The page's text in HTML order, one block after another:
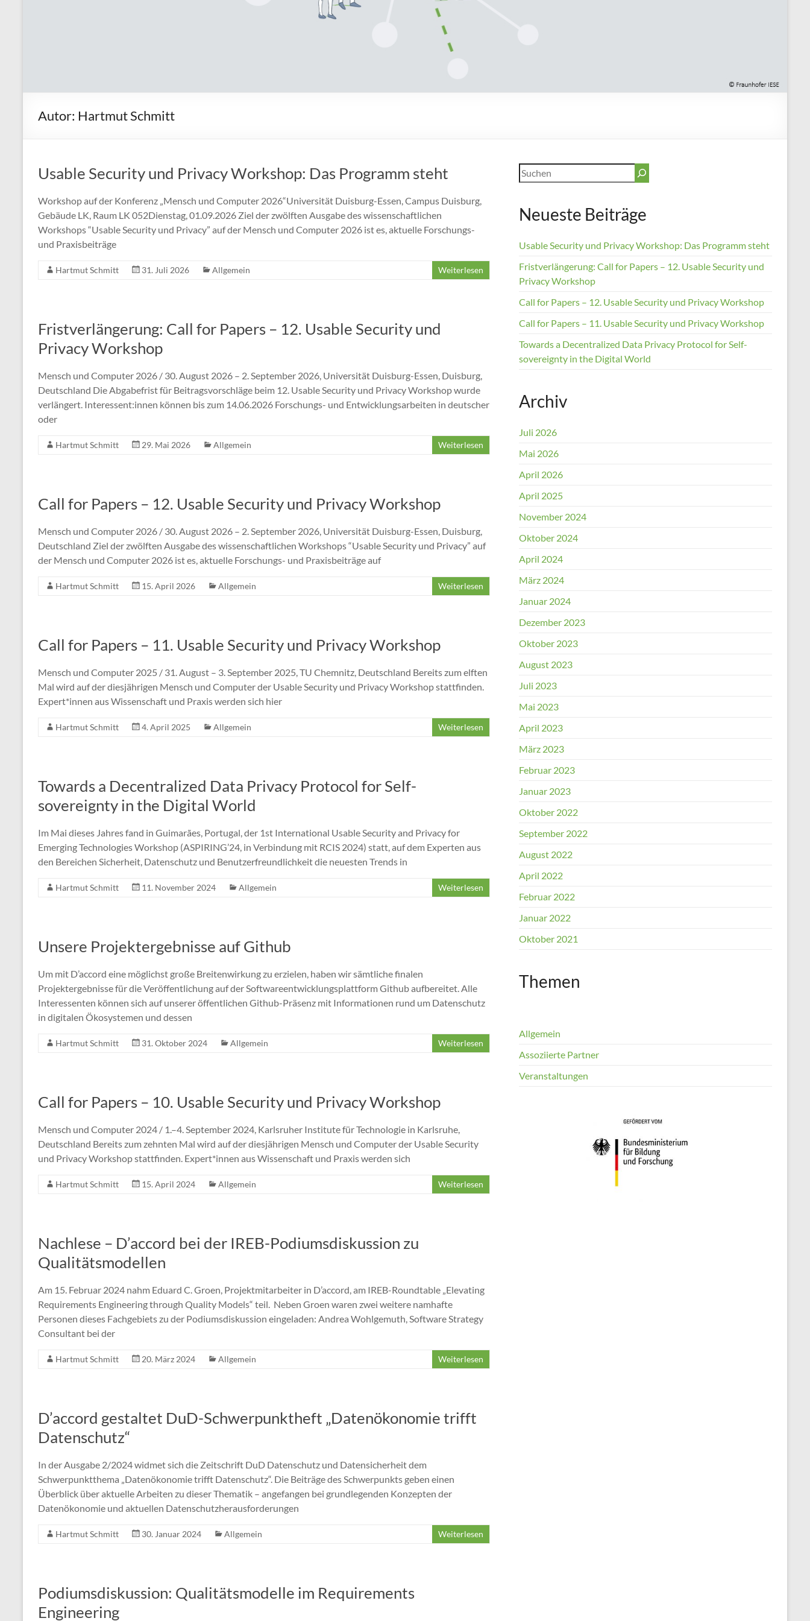
Autor: Hartmut Schmitt
Usable Security und Privacy Workshop: Das Programm steht
Workshop auf der Konferenz „Mensch und Computer 2026“Universität Duisburg-Essen, Campus Duisburg,
Gebäude LK, Raum LK 052Dienstag, 01.09.2026 Ziel der zwölften Ausgabe des wissenschaftlichen
Workshops “Usable Security und Privacy” auf der Mensch und Computer 2026 ist es, aktuelle Forschungs-
und Praxisbeiträge
Hartmut Schmitt 31. Juli 2026 Allgemein Weiterlesen
Fristverlängerung: Call for Papers – 12. Usable Security und
Privacy Workshop
Mensch und Computer 2026 / 30. August 2026 – 2. September 2026, Universität Duisburg-Essen, Duisburg,
Deutschland Die Abgabefrist für Beitragsvorschläge beim 12. Usable Security und Privacy Workshop wurde
verlängert. Interessent:innen können bis zum 14.06.2026 Forschungs- und Entwicklungsarbeiten in deutscher
oder
Hartmut Schmitt 29. Mai 2026 Allgemein Weiterlesen
Call for Papers – 12. Usable Security und Privacy Workshop
Mensch und Computer 2026 / 30. August 2026 – 2. September 2026, Universität Duisburg-Essen, Duisburg,
Deutschland Ziel der zwölften Ausgabe des wissenschaftlichen Workshops “Usable Security und Privacy” auf
der Mensch und Computer 2026 ist es, aktuelle Forschungs- und Praxisbeiträge auf
Hartmut Schmitt 15. April 2026 Allgemein Weiterlesen
Call for Papers – 11. Usable Security und Privacy Workshop
Mensch und Computer 2025 / 31. August – 3. September 2025, TU Chemnitz, Deutschland Bereits zum elften
Mal wird auf der diesjährigen Mensch und Computer der Usable Security und Privacy Workshop stattfinden.
Expert*innen aus Wissenschaft und Praxis werden sich hier
Hartmut Schmitt 4. April 2025 Allgemein Weiterlesen
Towards a Decentralized Data Privacy Protocol for Self-
sovereignty in the Digital World
Im Mai dieses Jahres fand in Guimarães, Portugal, der 1st International Usable Security and Privacy for
Emerging Technologies Workshop (ASPIRING’24, in Verbindung mit RCIS 2024) statt, auf dem Experten aus
den Bereichen Sicherheit, Datenschutz und Benutzerfreundlichkeit die neuesten Trends in
Hartmut Schmitt 11. November 2024 Allgemein Weiterlesen
Unsere Projektergebnisse auf Github
Um mit D’accord eine möglichst große Breitenwirkung zu erzielen, haben wir sämtliche finalen
Projektergebnisse für die Veröffentlichung auf der Softwareentwicklungsplattform Github aufbereitet. Alle
Interessenten können sich auf unserer öffentlichen Github-Präsenz mit Informationen rund um Datenschutz
in digitalen Ökosystemen und dessen
Hartmut Schmitt 31. Oktober 2024 Allgemein Weiterlesen
Call for Papers – 10. Usable Security und Privacy Workshop
Mensch und Computer 2024 / 1.–4. September 2024, Karlsruher Institute für Technologie in Karlsruhe,
Deutschland Bereits zum zehnten Mal wird auf der diesjährigen Mensch und Computer der Usable Security
und Privacy Workshop stattfinden. Expert*innen aus Wissenschaft und Praxis werden sich
Hartmut Schmitt 15. April 2024 Allgemein Weiterlesen
Nachlese – D’accord bei der IREB-Podiumsdiskussion zu
Qualitätsmodellen
Am 15. Februar 2024 nahm Eduard C. Groen, Projektmitarbeiter in D’accord, am IREB-Roundtable „Elevating
Requirements Engineering through Quality Models“ teil. Neben Groen waren zwei weitere namhafte
Personen dieses Fachgebiets zu der Podiumsdiskussion eingeladen: Andrea Wohlgemuth, Software Strategy
Consultant bei der
Hartmut Schmitt 20. März 2024 Allgemein Weiterlesen
D’accord gestaltet DuD-Schwerpunktheft „Datenökonomie trifft
Datenschutz“
In der Ausgabe 2/2024 widmet sich die Zeitschrift DuD Datenschutz und Datensicherheit dem
Schwerpunktthema „Datenökonomie trifft Datenschutz“. Die Beiträge des Schwerpunkts geben einen
Überblick über aktuelle Arbeiten zu dieser Thematik – angefangen bei grundlegenden Konzepten der
Datenökonomie und aktuellen Datenschutzherausforderungen
Hartmut Schmitt 30. Januar 2024 Allgemein Weiterlesen
Podiumsdiskussion: Qualitätsmodelle im Requirements
Engineering
Suchen
Neueste Beiträge
Usable Security und Privacy Workshop: Das Programm steht
Fristverlängerung: Call for Papers – 12. Usable Security und
Privacy Workshop
Call for Papers – 12. Usable Security und Privacy Workshop
Call for Papers – 11. Usable Security und Privacy Workshop
Towards a Decentralized Data Privacy Protocol for Self-
sovereignty in the Digital World
Archiv
Juli 2026
Mai 2026
April 2026
April 2025
November 2024
Oktober 2024
April 2024
März 2024
Januar 2024
Dezember 2023
Oktober 2023
August 2023
Juli 2023
Mai 2023
April 2023
März 2023
Februar 2023
Januar 2023
Oktober 2022
September 2022
August 2022
April 2022
Februar 2022
Januar 2022
Oktober 2021
Themen
Allgemein
Assoziierte Partner
Veranstaltungen